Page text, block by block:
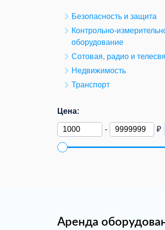
Безопасность и защита
Контрольно-
оборудование
Сотовая, радио и
Недвижимость
Транспорт
Цена:
- ₽
Аренда